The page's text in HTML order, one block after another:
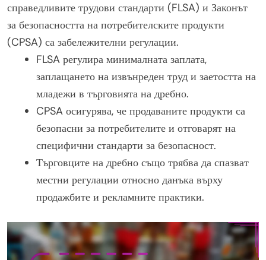
справедливите трудови стандарти (FLSA) и Законът
за безопасността на потребителските продукти
(CPSA) са забележителни регулации.
FLSA регулира минималната заплата,
заплащането на извънреден труд и заетостта на
младежи в търговията на дребно.
CPSA осигурява, че продаваните продукти са
безопасни за потребителите и отговарят на
специфични стандарти за безопасност.
Търговците на дребно също трябва да спазват
местни регулации относно данъка върху
продажбите и рекламните практики.